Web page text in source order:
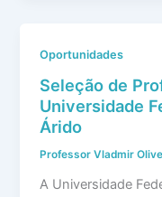
Oportunidades
Seleção de
Universidade
Árido
Professor Vladmir
A Universidade